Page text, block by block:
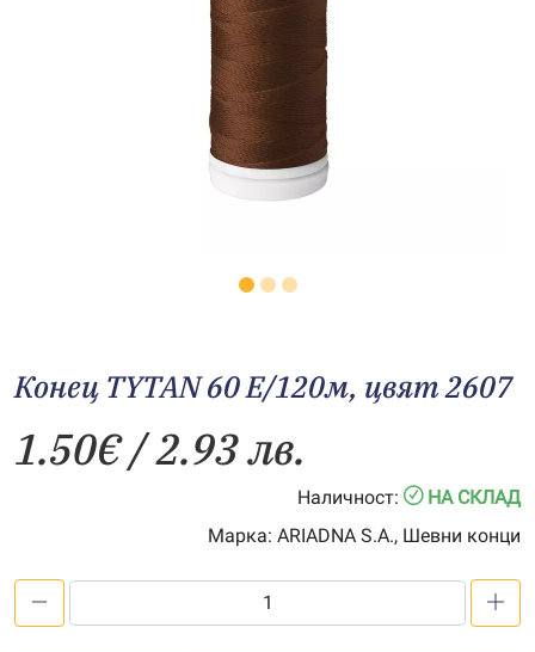
Конец TYTAN 60 E/120м, цвят 2607
1.50€/ 2.93 лв.
Наличност:
НА СКЛАД
Марка: ARIADNA S.A., Шевни конци